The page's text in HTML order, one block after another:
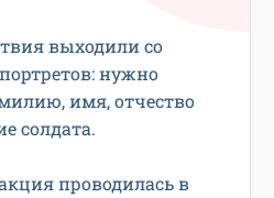
выходили со
нужно
имя, отчество
солдата.
проводилась в